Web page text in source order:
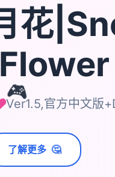
🎮
花
Ver1.5,官方中文版
了解更多 🤔